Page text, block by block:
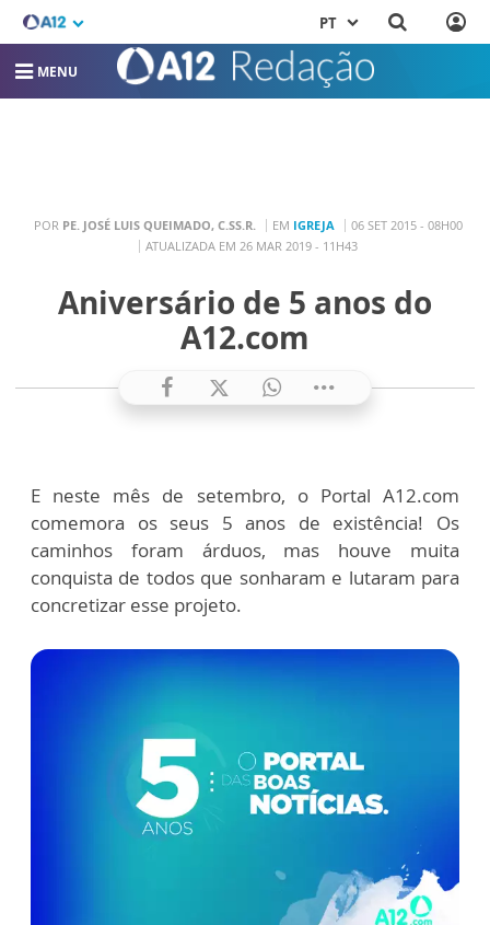
PT
MENU
POR PE. JOSÉ LUIS QUEIMADO, C.SS.R. EM IGREJA
06 SET 2015 - 08H00
ATUALIZADA EM 26 MAR 2019 - 11H43
Aniversário de 5 anos do
A12.com
E neste mês de setembro, o Portal A12.com
comemora os seus 5 anos de existência! Os
caminhos foram árduos, mas houve muita
conquista de todos que sonharam e lutaram para
concretizar esse projeto.